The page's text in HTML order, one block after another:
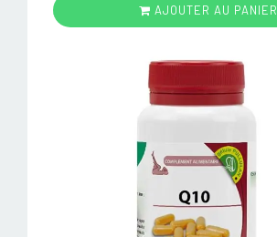
AJOUTER AU PANIER